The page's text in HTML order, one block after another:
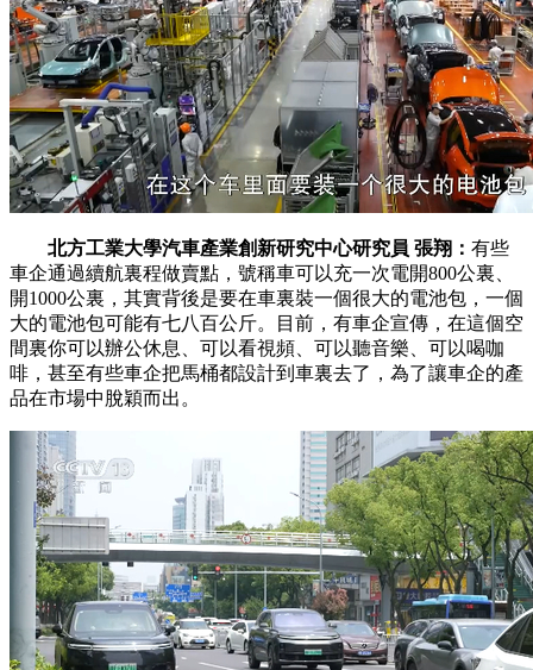
北方工業大學汽車產業創新研究中心研究員 張翔： 有些
車企通過續航裏程做賣點，號稱車可以充一次電開800公裏、
開1000公裏，其實背後是要在車裏裝一個很大的電池包，一個
大的電池包可能有七八百公斤。目前，有車企宣傳，在這個空
間裏你可以辦公休息、可以看視頻、可以聽音樂、可以喝咖
啡，甚至有些車企把馬桶都設計到車裏去了，為了讓車企的產
品在市場中脫穎而出。